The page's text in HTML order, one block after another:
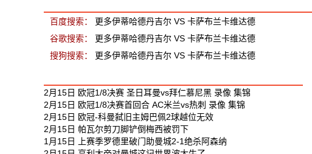
百度搜索：
更多伊蒂哈德丹吉尔 VS 卡萨布兰卡维达德
谷歌搜索：
更多伊蒂哈德丹吉尔 VS 卡萨布兰卡维达德
搜狗搜索：
更多伊蒂哈德丹吉尔 VS 卡萨布兰卡维达德
2月15日 欧冠1/8决赛 圣日耳曼vs拜仁慕尼黑 录像 集锦
2月15日 欧冠1/8决赛首回合 AC米兰vs热刺 录像 集锦
2月15日 欧冠-科曼弑旧主姆巴佩2球越位无效
2月15日 帕瓦尔剪刀脚铲倒梅西被罚下
1月15日 上赛季罗德里破门助曼城2-1绝杀阿森纳